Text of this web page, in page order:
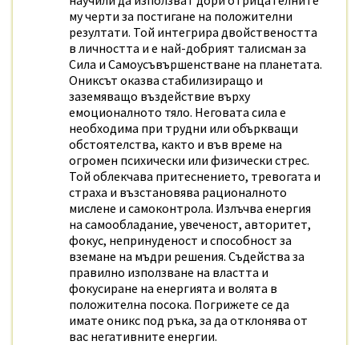
му черти за постигане на положителни
резултати. Той интегрира двойствеността
в личността и е най-добрият талисман за
Сила и Самоусъвършенстване на планетата.
Ониксът оказва стабилизиращо и
заземяващо въздействие върху
емоционалното тяло. Неговата сила е
необходима при трудни или объркващи
обстоятелства, както и във време на
огромен психически или физически стрес.
Той облекчава притеснението, тревогата и
страха и възстановява рационалното
мислене и самоконтрола. Излъчва енергия
на самообладание, увеченост, авторитет,
фокус, непринуденост и способност за
вземане на мъдри решения. Съдейства за
правилно използване на властта и
фокусиране на енергията и волята в
положителна посока. Погрижете се да
имате оникс под ръка, за да отклонява от
вас негативните енергии.